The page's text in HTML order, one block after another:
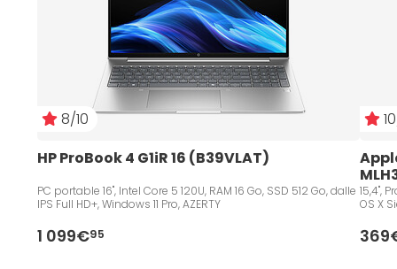
8/10
HP ProBook 4 G1iR 16 (B39VLAT)
PC portable 16", Intel Core 5 120U, RAM 16 Go, SSD 512 Go, dalle
IPS Full HD+, Windows 11 Pro, AZERTY
1 099€95
15,4", Processeur Intel® Core™ i7 (2,60 GHz), 16 Go, 256 Go, Mac
OS X